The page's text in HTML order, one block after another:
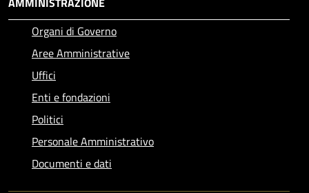
Organi di Governo
Aree Amministrative
Uffici
Enti e fondazioni
Politici
Personale Amministrativo
Documenti e dati